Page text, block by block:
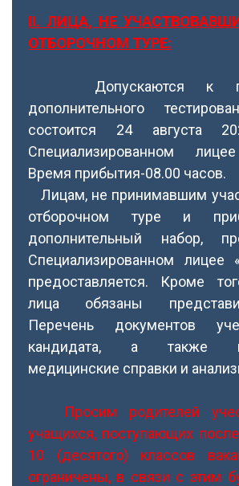
ІІ. ЛИЦА, НЕ
ОТБОРОЧНОМ ТУРЕ:
Допускаются к
дополнительного
состоится 24 августа
Специализированном
Время прибытия-08.00 часов.
Лицам, не принимавшим
отборочном туре и
дополнительный набор,
Специализированном лицее
предоставляется. Кроме
лица обязаны
Перечень документов
кандидата, а также
медицинские справки и
Просим родителей
учащихся, поступающих
10 (десятого) классов
ограничены, в связи с этим